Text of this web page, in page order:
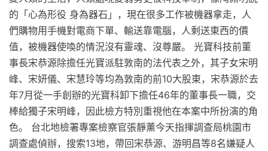
的「心為形役 身為器石」，現在很多工作被機器拿走，人
們購物用手機對電商下單、輸送靠電腦，人剩送東西的價
值，被機器使喚的情況沒有靈魂、沒尊嚴。 光寶科技前董
事長宋恭源除擔任光寶派駐敦南的法代表之外，其子女宋明
峰、宋妍儀、宋慧玲等均為敦南的前10大股東，宋恭源於去
年7月從一手創辦的光寶科卸下擔任46年的董事長一職，交
棒給獨子宋明峰，因此檢方特別重視他在本案中所扮演的角
色。 台北地檢署專案檢察官張靜薰今天指揮調查局桃園市
調查處偵辦，搜索13地，帶回宋恭源、游明昌等8名嫌疑人